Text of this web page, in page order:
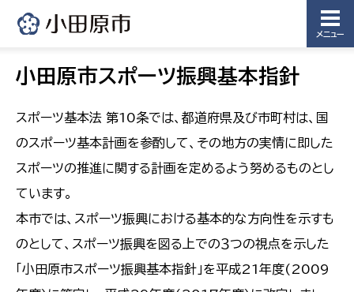
メニュー
小田原市スポーツ振興基本指針
スポーツ基本法 第10条では、都道府県及び市町村は、国
のスポーツ基本計画を参酌して、その地方の実情に即した
スポーツの推進に関する計画を定めるよう努めるものとし
ています。
本市では、スポーツ振興における基本的な方向性を示すも
のとして、スポーツ振興を図る上での３つの視点を示した
「小田原市スポーツ振興基本指針」を平成21年度(2009